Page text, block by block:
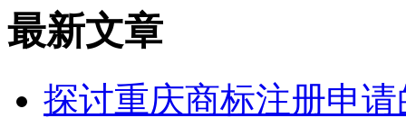
最新文章
探讨重庆商标注册申